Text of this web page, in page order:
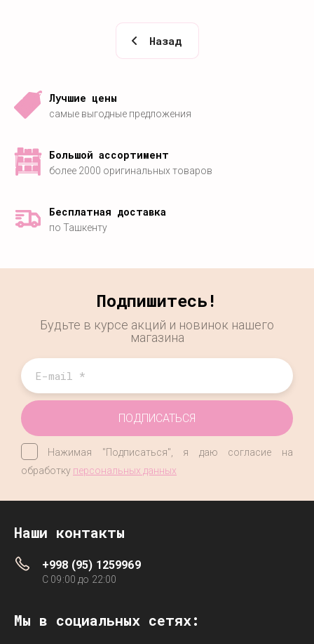
Назад
Лучшие цены
самые выгодные предложения
Большой ассортимент
более 2000 оригинальных товаров
Бесплатная доставка
по Ташкенту
Подпишитесь!
Будьте в курсе акций и новинок нашего
магазина
Нажимая "Подписаться", я даю согласие на
обработку персональных данных
ПОДПИСАТЬСЯ
Наши контакты
+998 (95) 1259969
C 09:00 до 22:00
Мы в социальных сетях: